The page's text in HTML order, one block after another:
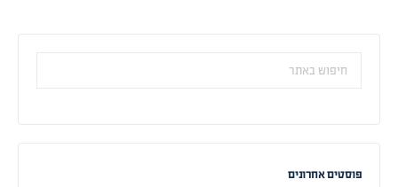
פוסטים אחרונים